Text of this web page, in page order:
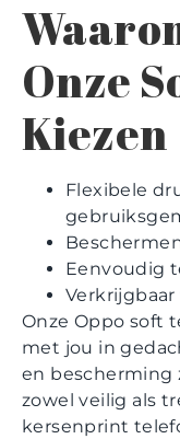
Onze
Kiezen
Flexibele
Eenvoudig
Onze Oppo soft
met jou in
en bescherming
zowel veilig als
kersenprint